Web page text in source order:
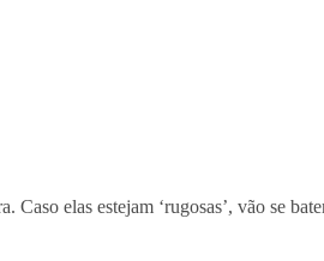
elas estejam ‘rugosas’, vão se